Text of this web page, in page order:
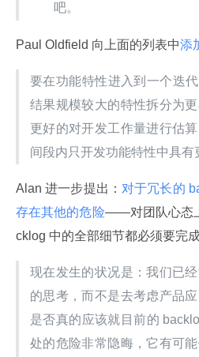
吧。
Paul Oldfield 向上面的列表中添
要在功能特性进入到一个迭
结果规模较大的特性拆分为
更好的对开发工作量进行估
间段内只开发功能特性中具有
Alan 进一步提出： 对于冗长的
存在其他的危险——对团队心态
cklog 中的全部细节都必须要完成
现在发生的状况是：我们已
的思考，而不是去考虑产品
是否真的应该就目前的
处的危险非常隐晦，它有可